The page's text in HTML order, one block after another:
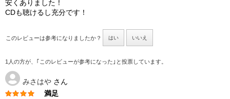
安くありました！
CDも聴けるし充分です！
このレビューは参考になりましたか？ はい いいえ
1人の方が、｢このレビューが参考になった｣と投票しています。
みさはや さん
満足